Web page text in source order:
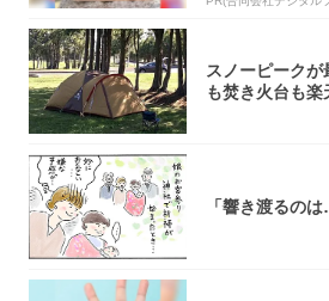
スノーピークが
も焚き火台も
「響き渡るのは